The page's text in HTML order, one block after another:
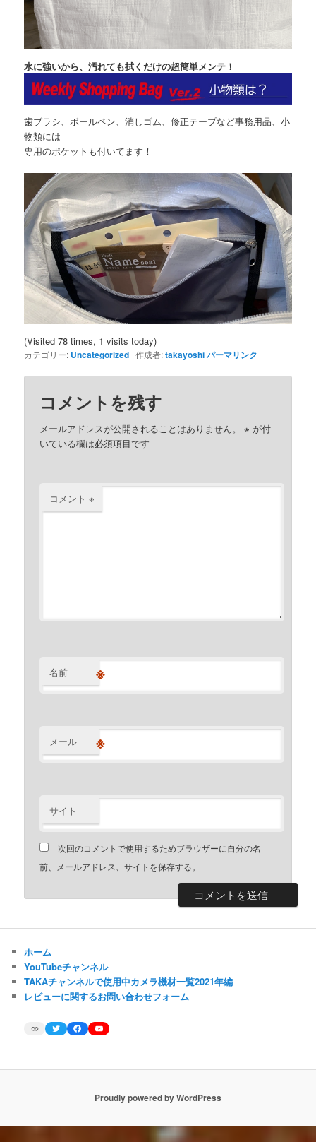
水に強いから、汚れても拭くだけの超簡単メンテ！
歯ブラシ、ボールペン、消しゴム、修正テープなど事務用品、小
物類には
専用のポケットも付いてます！
(Visited 78 times, 1 visits today)
カテゴリー: Uncategorized 作成者:takayoshiパーマリンク
コメントを残す
メールアドレスが公開されることはありません。 ※ が付
いている欄は必須項目です
コメント※
名前 ※
メール ※
サイト
次回のコメントで使用するためブラウザーに自分の名
前、メールアドレス、サイトを保存する。
ホーム
YouTubeチャンネル
TAKAチャンネルで使用中カメラ機材一覧2021年編
レビューに関するお問い合わせフォーム
Link TwitterFacebookYouTube
Proudly powered by WordPress